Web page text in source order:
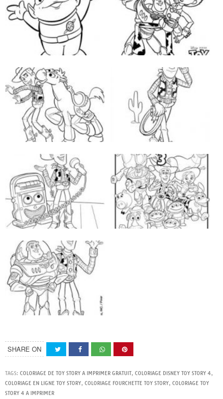
SHARE ON
TAGS: COLORIAGE DE TOY STORY A IMPRIMER GRATUIT, COLORIAGE DISNEY TOY STORY 4,
COLORIAGE EN LIGNE TOY STORY, COLORIAGE FOURCHETTE TOY STORY, COLORIAGE TOY
STORY 4 A IMPRIMER